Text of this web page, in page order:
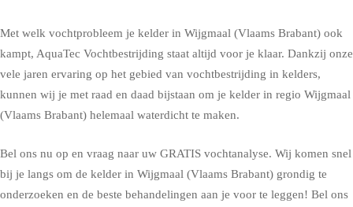
Met welk vochtprobleem je kelder in Wijgmaal (Vlaams Brabant) ook
kampt, AquaTec Vochtbestrijding staat altijd voor je klaar. Dankzij onze
vele jaren ervaring op het gebied van vochtbestrijding in kelders,
kunnen wij je met raad en daad bijstaan om je kelder in regio Wijgmaal
(Vlaams Brabant) helemaal waterdicht te maken.
Bel ons nu op en vraag naar uw GRATIS vochtanalyse. Wij komen snel
bij je langs om de kelder in Wijgmaal (Vlaams Brabant) grondig te
onderzoeken en de beste behandelingen aan je voor te leggen! Bel ons